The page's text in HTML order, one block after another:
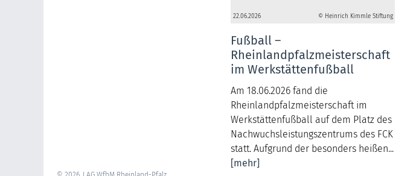
22.06.2026 © Heinrich Kimmle Stiftung
Fußball –
Rheinlandpfalzmeisterschaft
im Werkstättenfußball
Am 18.06.2026 fand die
Rheinlandpfalzmeisterschaft im
Werkstättenfußball auf dem Platz des
Nachwuchsleistungszentrums des FCK
statt. Aufgrund der besonders heißen...
[mehr]